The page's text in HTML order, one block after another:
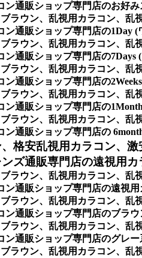
ン通販ショップ専門店のお好
ブラウン、乱視用カラコン、
通販ショップ専門店の1Day (
ブラウン、乱視用カラコン、
通販ショップ専門店の7Days
ブラウン、乱視用カラコン、
通販ショップ専門店の
ブラウン、乱視用カラコン、
ン通販ショップ専門店の
ブラウン、乱視用カラコン、
通販ショップ専門店の
格安乱視用カラコン、
ズ通販専門店の遠視用カ
ブラウン、乱視用カラコン、
通販ショップ専門店の遠視用
ブラウン、乱視用カラコン、
ン通販ショップ専門店のブラ
ブラウン、乱視用カラコン、
ン通販ショップ専門店のグレ
ブラウン、乱視用カラコン、